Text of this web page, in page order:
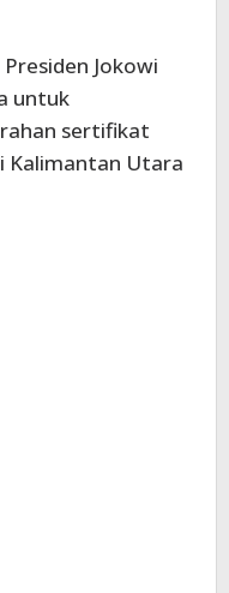
Jokowi
untuk
sertifikat
Kalimantan Utara